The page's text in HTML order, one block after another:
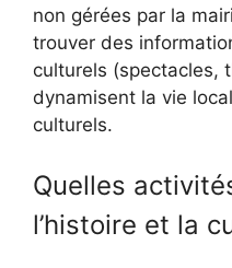
non gérées par la
trouver des
culturels (spectacles,
dynamisent la vie
culturels.
Quelles
l’histoire et la